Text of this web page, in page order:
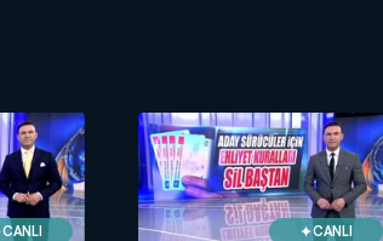
CANLI CANLI